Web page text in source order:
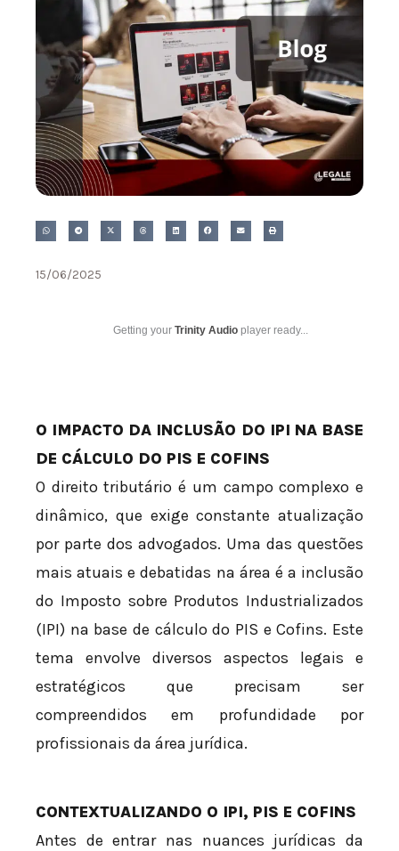
15/06/2025
Getting your Trinity Audio player ready...
O IMPACTO DA INCLUSÃO DO IPI NA BASE
DE CÁLCULO DO PIS E COFINS
O direito tributário é um campo complexo e
dinâmico, que exige constante atualização
por parte dos advogados. Uma das questões
mais atuais e debatidas na área é a inclusão
do Imposto sobre Produtos Industrializados
(IPI) na base de cálculo do PIS e Cofins. Este
tema envolve diversos aspectos legais e
estratégicos que precisam ser
compreendidos em profundidade por
profissionais da área jurídica.
CONTEXTUALIZANDO O IPI, PIS E COFINS
Antes de entrar nas nuances jurídicas da